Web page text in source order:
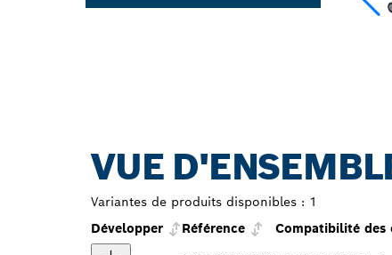
VUE
Variantes de produits disponibles : 1
Développer
Référence Compatibilité des